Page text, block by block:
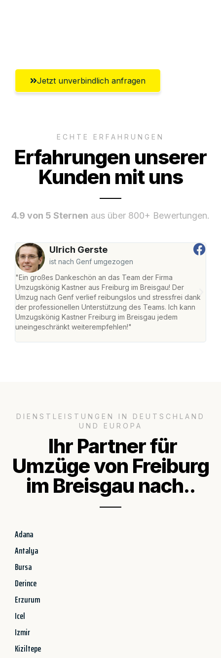
Jetzt unverbindlich anfragen
ECHTE ERFAHRUNGEN
Erfahrungen unserer
Kunden mit uns
4.9 von 5 Sternen aus über 800+ Bewertungen.
Ulrich Gerste
ist nach Genf umgezogen
"Ein großes Dankeschön an das Team der Firma
Umzugskönig Kastner aus Freiburg im Breisgau! Der
Umzug nach Genf verlief reibungslos und stressfrei dank
der professionellen Unterstützung des Teams. Ich kann
Umzugskönig Kastner Freiburg im Breisgau jedem
uneingeschränkt weiterempfehlen!"
DIENSTLEISTUNGEN IN DEUTSCHLAND
UND EUROPA
Ihr Partner für
Umzüge von Freiburg
im Breisgau nach..
Adana
Antalya
Bursa
Derince
Erzurum
Icel
Izmir
Kiziltepe